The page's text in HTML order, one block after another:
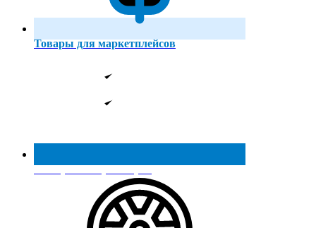
Товары для маркетплейсов
Реестр МинПромТорга